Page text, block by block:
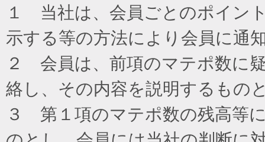
１ 当社は、会員ごとのポイン
示する等の方法により会員に通
２ 会員は、前項のマテポ数に
絡し、その内容を説明するもの
３ 第１項のマテポ数の残高等